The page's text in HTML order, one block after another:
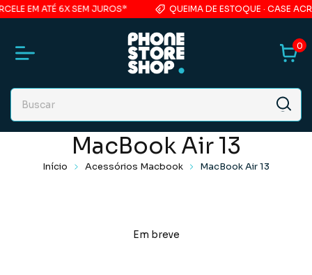
EM ATÉ 6X SEM JUROS* QUEIMA DE ESTOQUE · CASE
0
MacBook Air 13
Início Acessórios Macbook MacBook Air 13
Em breve